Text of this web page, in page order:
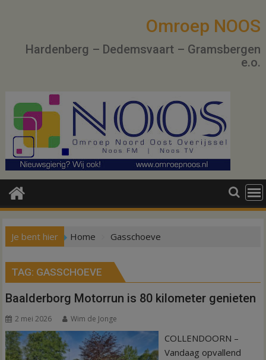
Omroep NOOS
Hardenberg – Dedemsvaart – Gramsbergen
e.o.
Je bent hier Home Gasschoeve
TAG: GASSCHOEVE
Baalderborg Motorrun is 80 kilometer genieten
2 mei 2026 Wim de Jonge
COLLENDOORN –
Vandaag opvallend